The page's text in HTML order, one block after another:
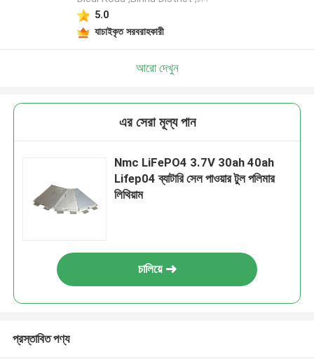
5.0
যাচাইকৃত সরবরাহকারী
আরো দেখুন
এর সেরা মূল্য পান
Nmc LiFePO4 3.7V 30ah 40ah
Lifep04 ব্যাটারি সেল পাওয়ার টুল পলিমার
লিথিয়াম
চালিয়ে
প্রস্তাবিত পণ্য